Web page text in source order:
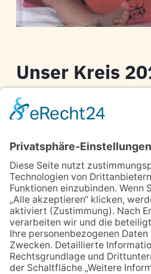
Unser Kreis
Kreis Steinfurt
Jahrbuch für den Kreis
X6-6R27
Tecklenborg, Steinfurt
978-3-926619-94-5
5,00€